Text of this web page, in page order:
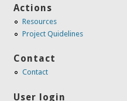
Actions
Resources
Project Quidelines
Contact
Contact
User login